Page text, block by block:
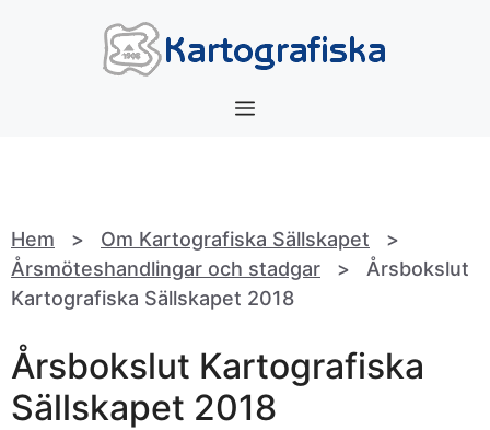
Meny
Hem > Om Kartografiska Sällskapet >
Årsmöteshandlingar och stadgar > Årsbokslut
Kartografiska Sällskapet 2018
Årsbokslut Kartografiska
Sällskapet 2018